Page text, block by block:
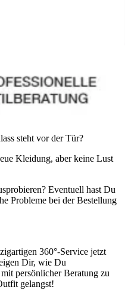
steht vor der Tür?
Kleidung, aber keine Lust
Eventuell hast Du
Probleme bei der Bestellung
360°-Service jetzt
Dir, wie Du
persönlicher Beratung zu
gelangst!